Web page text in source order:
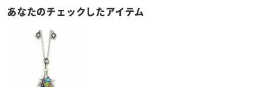
あなたのチェックしたアイテム